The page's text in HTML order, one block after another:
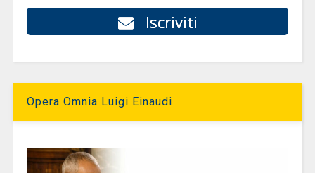
Iscriviti
Opera Omnia Luigi Einaudi